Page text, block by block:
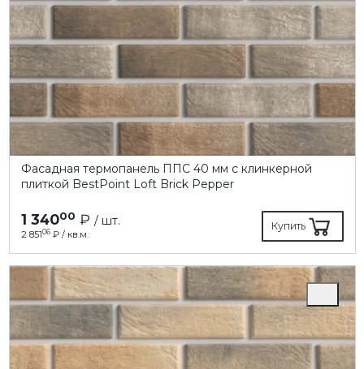
Фасадная термопанель ППC 40 мм с клинкерной
плиткой BestPoint Loft Brick Pepper
1 34000 ₽ / шт.
2 85106₽ / кв.м.
Купить